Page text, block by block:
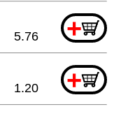
+
5.76
+
1.20